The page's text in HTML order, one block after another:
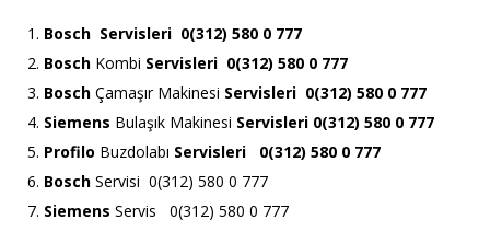
Bosch Servisleri 0(312) 580 0 777
Bosch Kombi Servisleri 0(312) 580 0 777
Bosch Çamaşır Makinesi Servisleri 0(312) 580 0 777
Siemens Bulaşık Makinesi Servisleri 0(312) 580 0 777
Profilo Buzdolabı Servisleri 0(312) 580 0 777
Bosch Servisi 0(312) 580 0 777
Siemens Servis 0(312) 580 0 777